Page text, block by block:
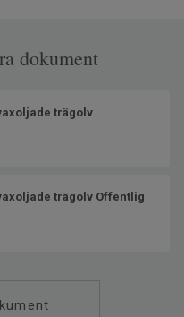
dokument
trägolv
trägolv Offentlig